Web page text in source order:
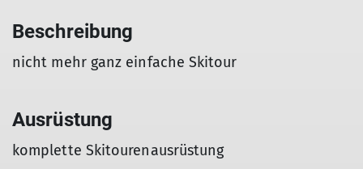
Beschreibung
nicht mehr ganz einfache Skitour
Ausrüstung
komplette Skitourenausrüstung